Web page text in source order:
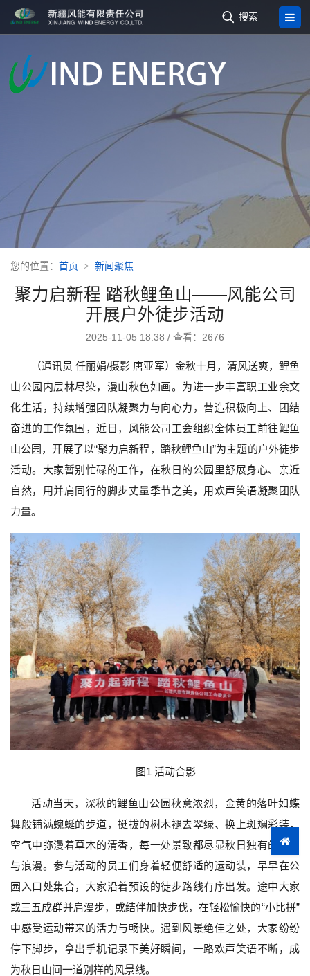
 搜索
您的位置： 首页 新闻聚焦
聚力启新程 踏秋鲤鱼山——风能公司
开展户外徒步活动
2025-11-05 18:38 / 查看：2676
（通讯员 任丽娟/摄影 唐亚军）金秋十月，清风送爽，鲤鱼
山公园内层林尽染，漫山秋色如画。为进一步丰富职工业余文
化生活，持续增强团队凝聚力与向心力，营造积极向上、团结
奋进的工作氛围，近日，风能公司工会组织全体员工前往鲤鱼
山公园，开展了以“聚力启新程，踏秋鲤鱼山”为主题的户外徒步
活动。大家暂别忙碌的工作，在秋日的公园里舒展身心、亲近
自然，用并肩同行的脚步丈量季节之美，用欢声笑语凝聚团队
力量。
图1 活动合影
活动当天，深秋的鲤鱼山公园秋意浓烈，金黄的落叶如蝶
舞般铺满蜿蜒的步道，挺拔的树木褪去翠绿、换上斑斓彩装，
空气中弥漫着草木的清香，每一处景致都尽显秋日独有的诗意
与浪漫。参与活动的员工们身着轻便舒适的运动装，早早在公
园入口处集合，大家沿着预设的徒步路线有序出发。途中大家
或三五成群并肩漫步，或结伴加快步伐，在轻松愉快的“小比拼”
中感受运动带来的活力与畅快。遇到风景绝佳之处，大家纷纷
停下脚步，拿出手机记录下美好瞬间，一路欢声笑语不断，成
为秋日山间一道别样的风景线。